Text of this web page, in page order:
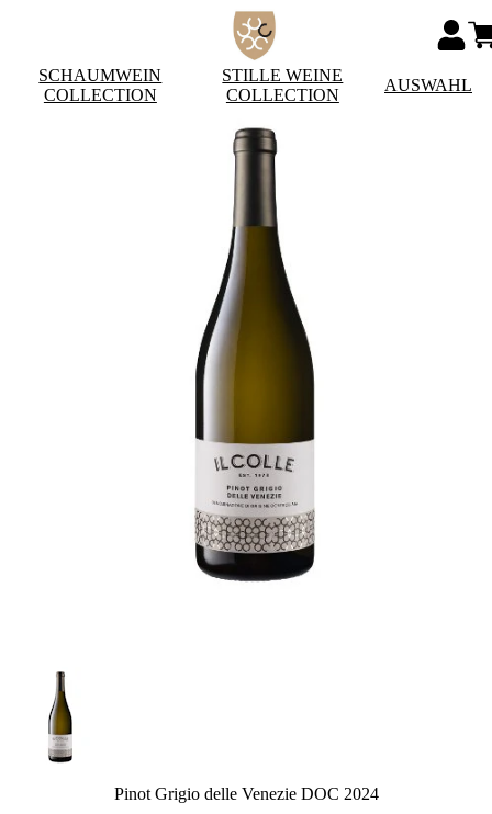
SCHAUMWEIN
COLLECTION
STILLE WEINE
COLLECTION
AUSWAHL
Pinot Grigio delle Venezie DOC 2024